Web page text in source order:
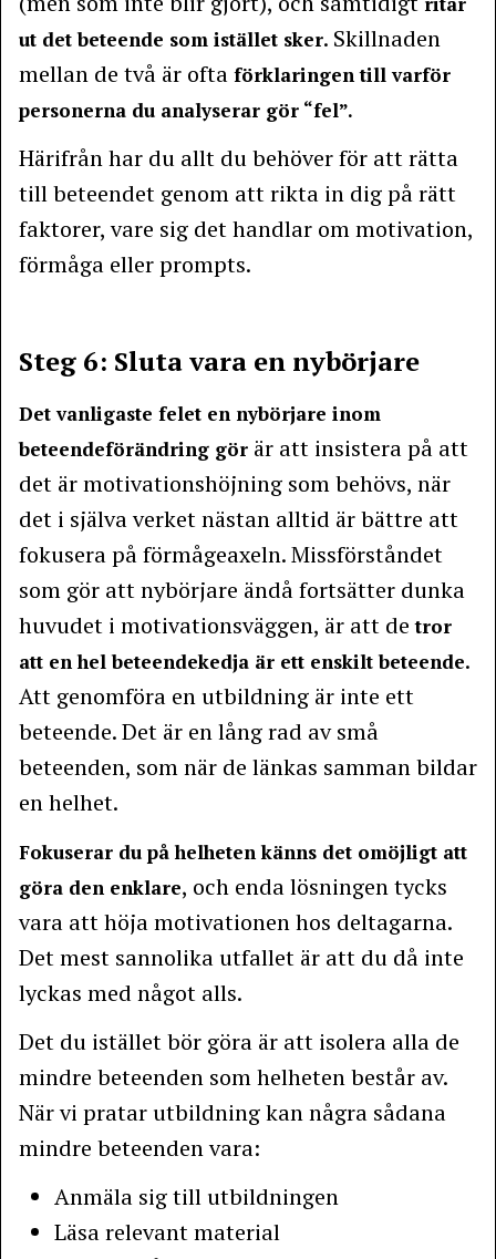
ut det beteende som istället sker. Skillnaden
mellan de två är ofta förklaringen till varför
personerna du analyserar gör “fel”.
Härifrån har du allt du behöver för att rätta
till beteendet genom att rikta in dig på rätt
faktorer, vare sig det handlar om motivation,
förmåga eller prompts.
Steg 6: Sluta vara en nybörjare
Det vanligaste felet en nybörjare inom
beteendeförändring gör är att insistera på att
det är motivationshöjning som behövs, när
det i själva verket nästan alltid är bättre att
fokusera på förmågeaxeln. Missförståndet
som gör att nybörjare ändå fortsätter dunka
huvudet i motivationsväggen, är att detror
att en hel beteendekedja är ett enskilt beteende.
Att genomföra en utbildning är inte ett
beteende. Det är en lång rad av små
beteenden, som när de länkas samman bildar
en helhet.
Fokuserar du på helheten känns det omöjligt att
göra den enklare, och enda lösningen tycks
vara att höja motivationen hos deltagarna.
Det mest sannolika utfallet är att du då inte
lyckas med något alls.
Det du istället bör göra är att isolera alla de
mindre beteenden som helheten består av.
När vi pratar utbildning kan några sådana
mindre beteenden vara:
Anmäla sig till utbildningen
Läsa relevant material